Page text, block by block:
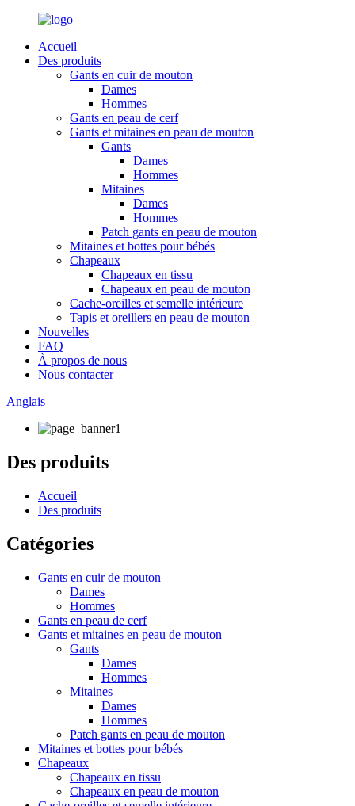
Accueil
Des produits
Gants en cuir de mouton
Dames
Hommes
Gants en peau de cerf
Gants et mitaines en peau de mouton
Gants
Dames
Hommes
Mitaines
Dames
Hommes
Patch gants en peau de mouton
Mitaines et bottes pour bébés
Chapeaux
Chapeaux en tissu
Chapeaux en peau de mouton
Cache-oreilles et semelle intérieure
Tapis et oreillers en peau de mouton
Nouvelles
FAQ
À propos de nous
Nous contacter
Anglais
Des produits
Accueil
Des produits
Catégories
Gants en cuir de mouton
Dames
Hommes
Gants en peau de cerf
Gants et mitaines en peau de mouton
Gants
Dames
Hommes
Mitaines
Dames
Hommes
Patch gants en peau de mouton
Mitaines et bottes pour bébés
Chapeaux
Chapeaux en tissu
Chapeaux en peau de mouton